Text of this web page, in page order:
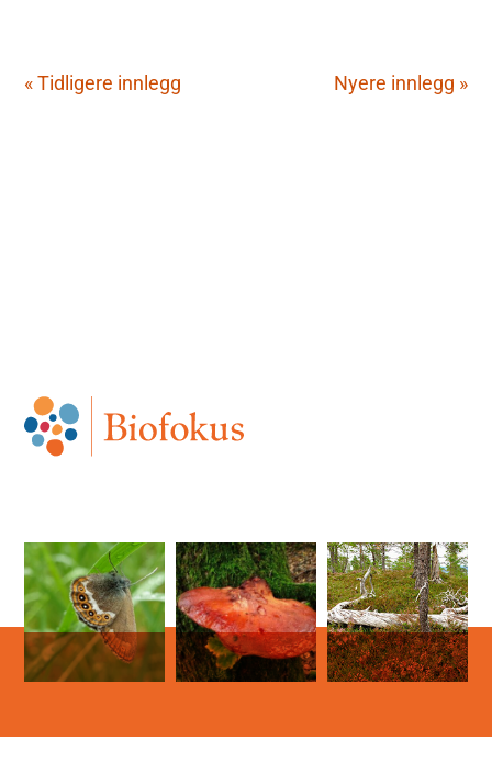
« Tidligere innlegg Nyere innlegg »